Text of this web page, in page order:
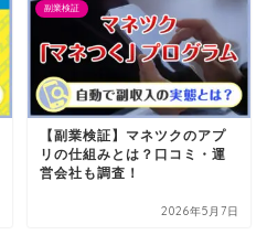
副業検証
【副業検証】マネツクのアプ
リの仕組みとは？口コミ・運
営会社も調査！
2026年5月7日